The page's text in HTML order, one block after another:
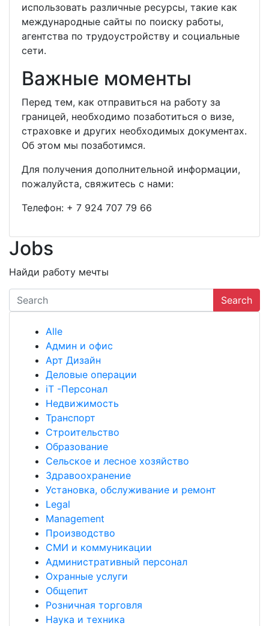
использовать различные ресурсы, такие как
международные сайты по поиску работы,
агентства по трудоустройству и социальные
сети.
Важные моменты
Перед тем, как отправиться на работу за
границей, необходимо позаботиться о визе,
страховке и других необходимых документах.
Об этом мы позаботимся.
Для получения дополнительной информации,
пожалуйста, свяжитесь с нами:
Телефон: + 7 924 707 79 66
Jobs
Найди работу мечты
Search
Alle
Админ и офис
Арт Дизайн
Деловые операции
iT -Персонал
Недвижимость
Транспорт
Строительство
Образование
Сельское и лесное хозяйство
Здравоохранение
Установка, обслуживание и ремонт
Legal
Management
Производство
СМИ и коммуникации
Административный персонал
Охранные услуги
Общепит
Розничная торговля
Наука и техника